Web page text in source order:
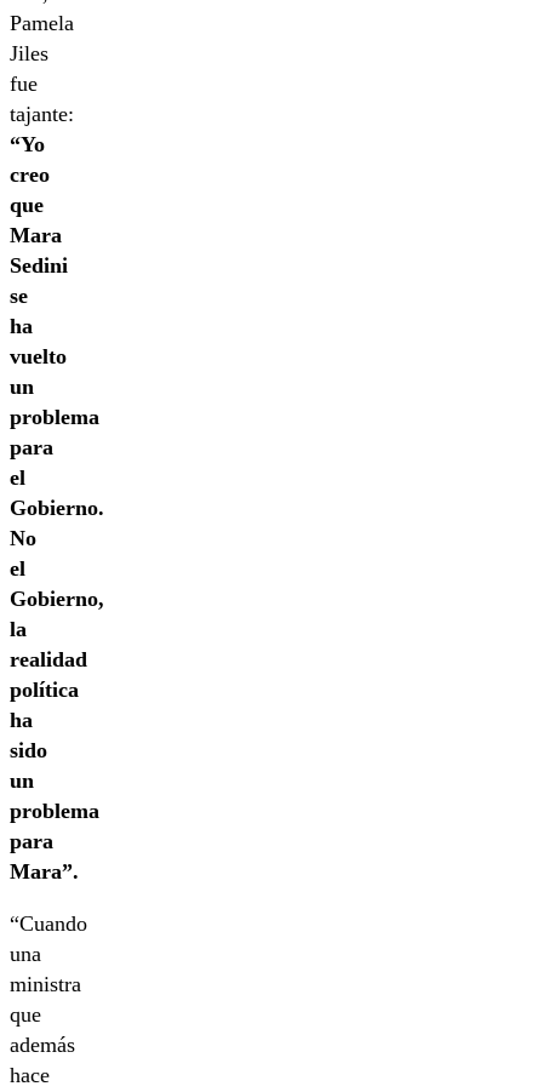
Pamela
Jiles
fue
tajante:
“Yo
creo
que
Mara
Sedini
se
ha
vuelto
un
problema
para
el
Gobierno.
No
el
Gobierno,
la
realidad
política
ha
sido
un
problema
para
Mara”.
“Cuando
una
ministra
que
además
hace